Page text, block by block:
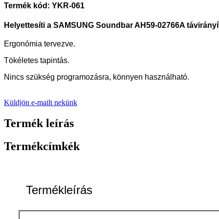
Termék kód: YKR-061
Helyettesíti a SAMSUNG Soundbar AH59-02766A
Ergonómia tervezve.
Tökéletes tapintás.
Nincs szükség programozásra, könnyen használható.
Küldjön e-mailt nekünk
Termék leírás
Termékcímkék
Termékleírás